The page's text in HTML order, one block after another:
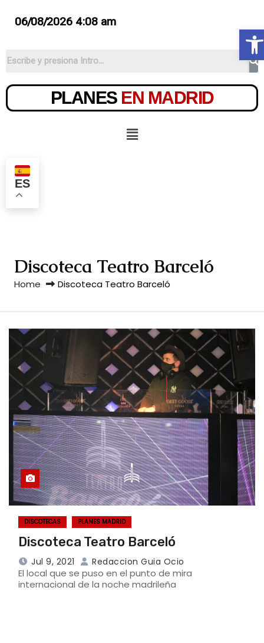
06/08/2026 4:08 am
PLANES EN MADRID
ES
Discoteca Teatro Barceló
Home Discoteca Teatro Barceló
DISCOTECAS PLANES MADRID
Discoteca Teatro Barceló
Jul 9, 2021 Redaccion Guia Ocio
El local que se puso en el punto de mira
internacional de la noche madrileña